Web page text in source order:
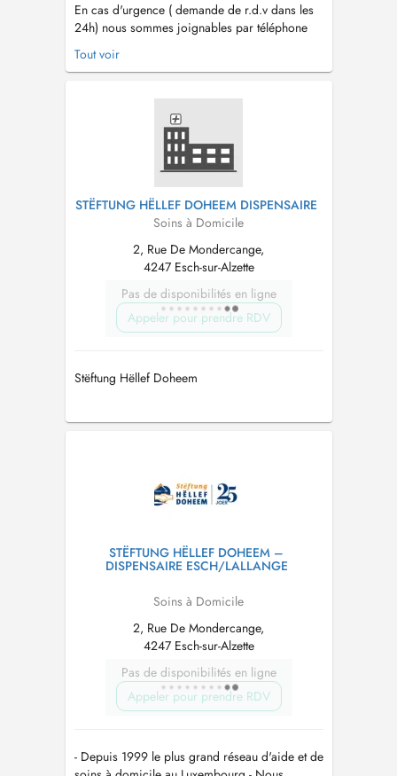
En cas d'urgence ( demande de r.d.v dans les
24h) nous sommes joignables par téléphone
24h/24 et 7j/7 au 402080 2300. - Depuis
1999 le plus grand réseau d'aide et de soins à
joignable par téléphone 24h/24h au 402080
2300 - Un service garanti 7 jours sur 7 ...
Tout voir
STËFTUNG HËLLEF DOHEEM DISPENSAIRE
Soins à Domicile
2, Rue De Mondercange,
4247 Esch-sur-Alzette
Pas de disponibilités en ligne
Appeler pour prendre RDV
Stëftung Hëllef Doheem
STËFTUNG HËLLEF DOHEEM –
DISPENSAIRE ESCH/LALLANGE
Soins à Domicile
2, Rue De Mondercange,
4247 Esch-sur-Alzette
Pas de disponibilités en ligne
Appeler pour prendre RDV
- Depuis 1999 le plus grand réseau d'aide et de